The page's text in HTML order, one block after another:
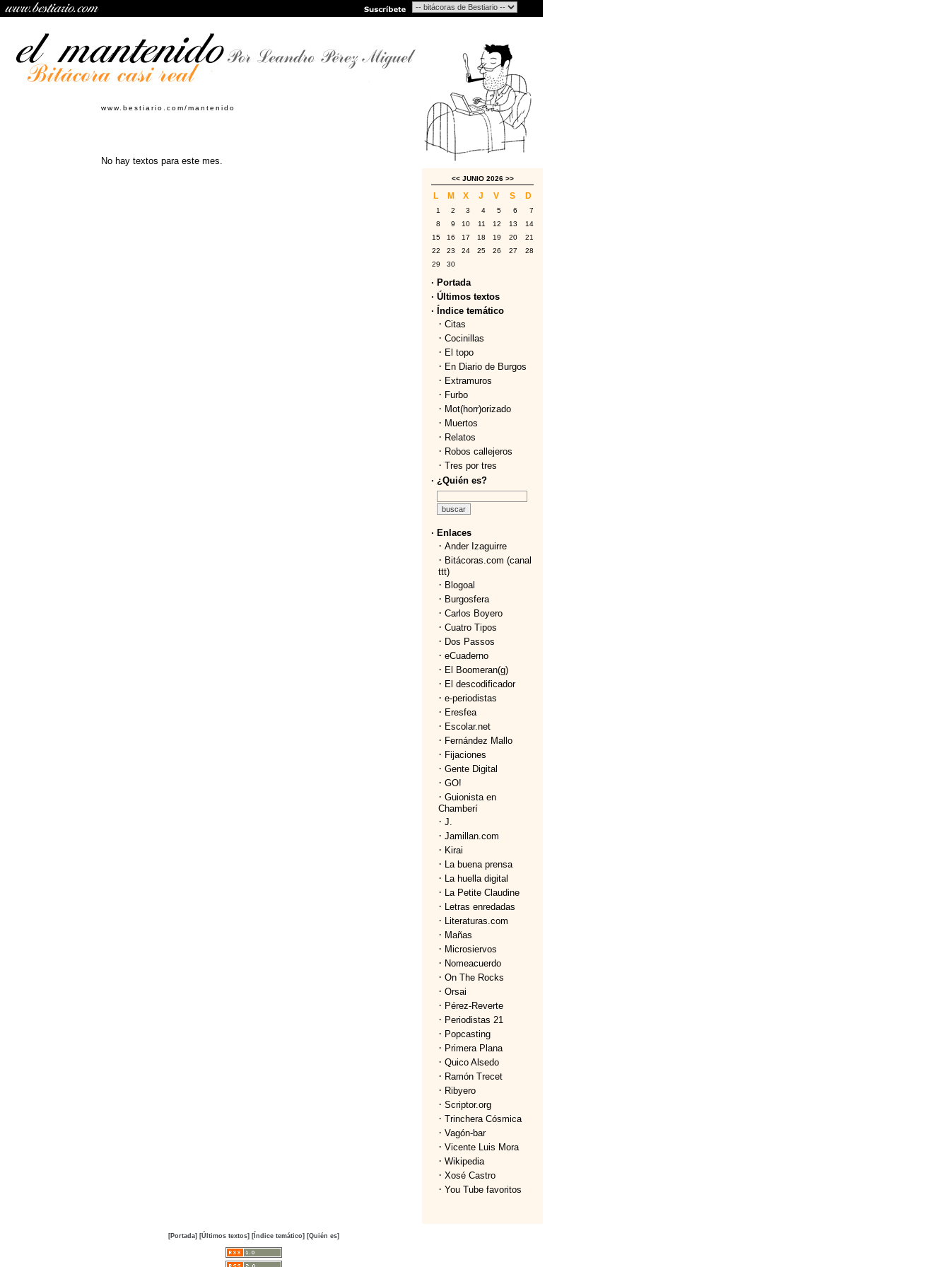
www.bestiario.com/mantenido
No hay textos para este mes.
<< JUNIO 2026 >>
L M X J V S D
1 2 3 4 5 6
7
8
9 10 11 12 13
14
15
16 17 18 19 20
21
22
23 24 25 26 27
28
29
30
· Portada
· Últimos textos
· Índice temático
· Citas
· Cocinillas
· El topo
· En Diario de Burgos
· Extramuros
· Furbo
· Mot(horr)orizado
· Muertos
· Relatos
· Robos callejeros
· Tres por tres
· ¿Quién es?
· Enlaces
· Ander Izaguirre
· Bitácoras.com (canal
ttt)
· Blogoal
· Burgosfera
· Carlos Boyero
· Cuatro Tipos
· Dos Passos
· eCuaderno
· El Boomeran(g)
· El descodificador
· e-periodistas
· Eresfea
· Escolar.net
· Fernández Mallo
· Fijaciones
· Gente Digital
· GO!
· Guionista en
Chamberí
· J.
· Jamillan.com
· Kirai
· La buena prensa
· La huella digital
· La Petite Claudine
· Letras enredadas
· Literaturas.com
· Mañas
· Microsiervos
· Nomeacuerdo
· On The Rocks
· Orsai
· Pérez-Reverte
· Periodistas 21
· Popcasting
· Primera Plana
· Quico Alsedo
· Ramón Trecet
· Ribyero
· Scriptor.org
· Trinchera Cósmica
· Vagón-bar
· Vicente Luis Mora
· Wikipedia
· Xosé Castro
· You Tube favoritos
[Portada] [Últimos textos] [Índice temático] [Quién es]